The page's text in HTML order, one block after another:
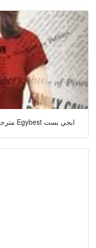
مشاهدة مسلسل The Good Wife مترجم Egybest ايجي بست